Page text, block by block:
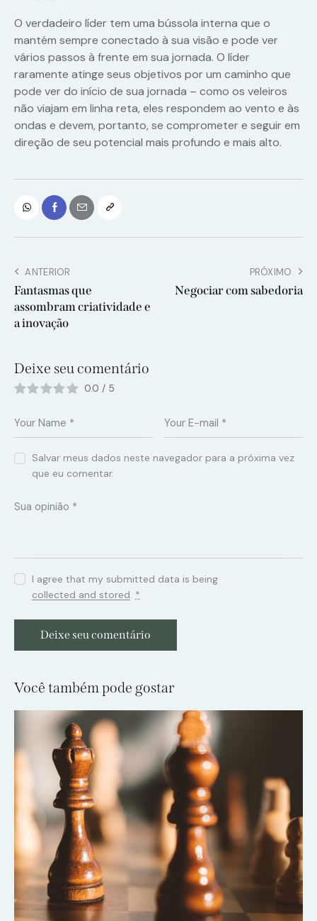
O verdadeiro líder tem uma bússola interna que o
mantém sempre conectado à sua visão e pode ver
vários passos à frente em sua jornada. O líder
raramente atinge seus objetivos por um caminho que
pode ver do início de sua jornada – como os veleiros
não viajam em linha reta, eles respondem ao vento e às
ondas e devem, portanto, se comprometer e seguir em
direção de seu potencial mais profundo e mais alto.
ANTERIOR
Fantasmas que
assombram criatividade e
a inovação
PRÓXIMO
Negociar com sabedoria
Deixe seu comentário
0.0 / 5
Salvar meus dados neste navegador para a próxima vez
que eu comentar.
I agree that my submitted data is being
collected and stored. *
Você também pode gostar